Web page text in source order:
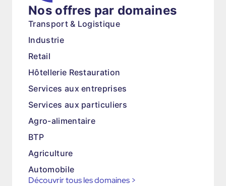
Nos offres par domaines
Transport & Logistique
Industrie
Retail
Hôtellerie Restauration
Services aux entreprises
Services aux particuliers
Agro-alimentaire
BTP
Agriculture
Automobile
Découvrir tous les domaines >